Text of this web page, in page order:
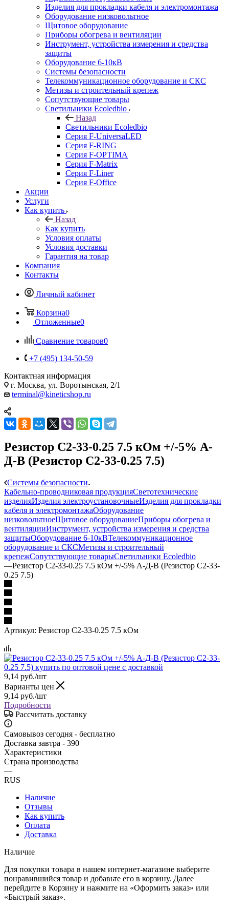
Изделия для прокладки кабеля и электромонтажа
Оборудование низковольтное
Щитовое оборудование
Приборы обогрева и вентиляции
Инструмент, устройства измерения и средства
защиты
Оборудование 6-10кВ
Системы безопасности
Телекоммуникационное оборудование и СКС
Метизы и строительный крепеж
Сопутствующие товары
Светильники Ecoledbio
Назад
Светильники Ecoledbio
Серия F-UniversaLED
Серия F-RING
Серия F-OPTIMA
Серия F-Matrix
Серия F-Liner
Серия F-Office
Акции
Услуги
Как купить
Назад
Как купить
Условия оплаты
Условия доставки
Гарантия на товар
Компания
Контакты
Личный кабинет
Корзина0
Отложенные0
Сравнение товаров0
+7 (495) 134-50-59
Контактная информация
г. Москва, ул. Воротынская, 2/1
terminal@kineticshop.ru
Резистор С2-33-0.25 7.5 кОм +/-5% А-
Д-В (Резистор С2-33-0.25 7.5)
Системы безопасности
Кабельно-проводниковая продукцияСветотехнические
изделияИзделия электроустановочныеИзделия для прокладки
кабеля и электромонтажаОборудование
низковольтноеЩитовое оборудованиеПриборы обогрева и
вентиляцииИнструмент, устройства измерения и средства
защитыОборудование 6-10кВТелекоммуникационное
оборудование и СКСМетизы и строительный
крепежСопутствующие товарыСветильники Ecoledbio
—Резистор С2-33-0.25 7.5 кОм +/-5% А-Д-В (Резистор С2-33-
0.25 7.5)
Артикул: Резистор С2-33-0.25 7.5 кОм
9,14 руб./шт
Варианты цен
9,14 руб./шт
Подробности
Рассчитать доставку
Самовывоз сегодня - бесплатно
Доставка завтра - 390
Характеристики
Страна производства
—
RUS
Наличие
Отзывы
Как купить
Оплата
Доставка
Наличие
Для покупки товара в нашем интернет-магазине выберите
понравившийся товар и добавьте его в корзину. Далее
перейдите в Корзину и нажмите на «Оформить заказ» или
«Быстрый заказ».